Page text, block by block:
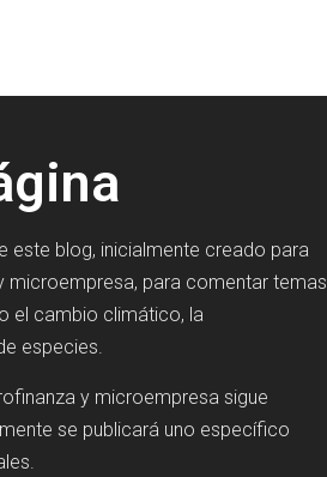
este blog, inicialmente creado para
microempresa, para comentar temas
el cambio climático, la
especies.
y microempresa sigue
se publicará uno específico